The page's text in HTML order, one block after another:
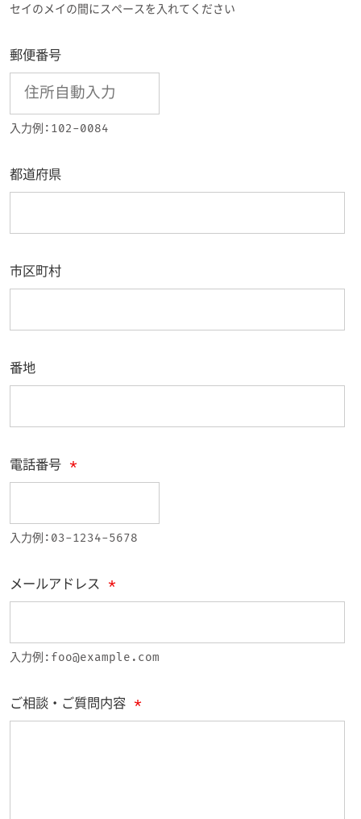
セイのメイの間にスペースを入れてください
郵便番号
入力例:102-0084
都道府県
市区町村
番地
電話番号 *
入力例:03-1234-5678
メールアドレス *
入力例:foo@example.com
ご相談・ご質問内容 *